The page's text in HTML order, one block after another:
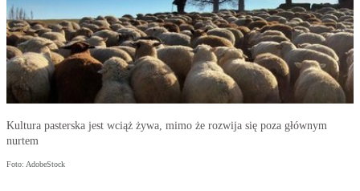
Kultura pasterska jest wciąż żywa, mimo że rozwija się poza głównym
nurtem
Foto: AdobeStock